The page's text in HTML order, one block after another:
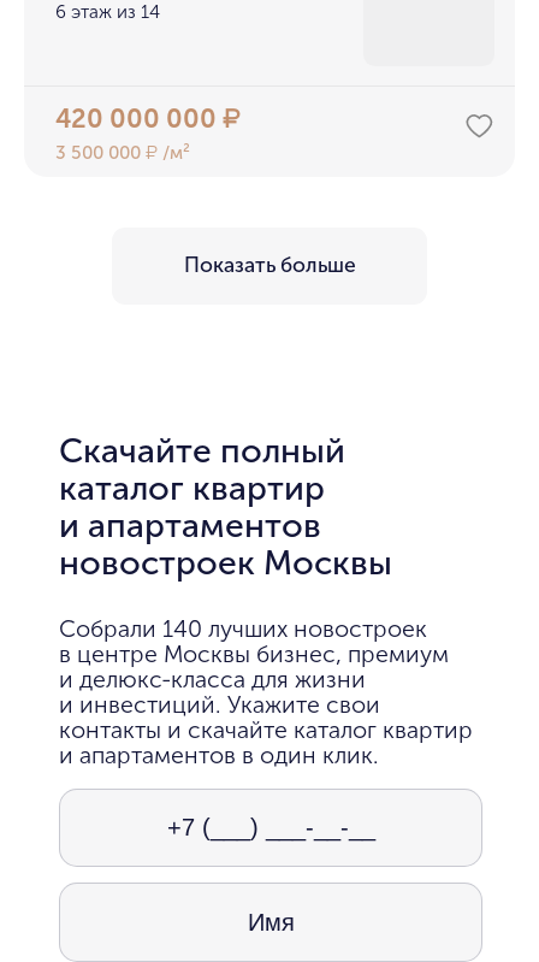
6 этаж из 14
420 000 000₽
3 500 000₽ /м²
Показать больше
Скачайте полный
каталог квартир
и апартаментов
новостроек Москвы
Собрали 140 лучших новостроек
в центре Москвы бизнес, премиум
и делюкс-класса для жизни
и инвестиций. Укажите свои
контакты и скачайте каталог квартир
и апартаментов в один клик.